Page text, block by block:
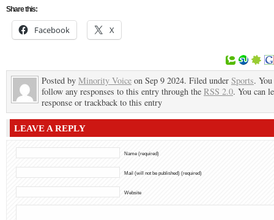
Share this:
Facebook X
Posted by Minority Voice on Sep 9 2024. Filed under Sports.
follow any responses to this entry through the RSS 2.0. You can
response or trackback to this entry
LEAVE A REPLY
Name (required)
Mail (will not be published) (required)
Website